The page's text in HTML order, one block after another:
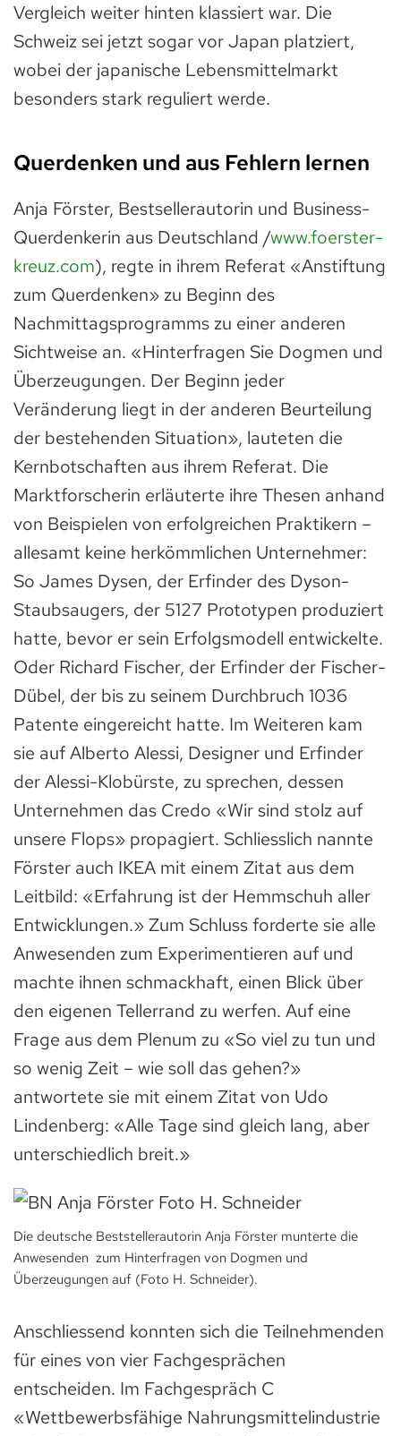
Vergleich weiter hinten klassiert war. Die
Schweiz sei jetzt sogar vor Japan platziert,
wobei der japanische Lebensmittelmarkt
besonders stark reguliert werde.
Querdenken und aus Fehlern lernen
Anja Förster, Bestsellerautorin und Business-
Querdenkerin aus Deutschland /www.foerster-
kreuz.com), regte in ihrem Referat «Anstiftung
zum Querdenken» zu Beginn des
Nachmittagsprogramms zu einer anderen
Sichtweise an. «Hinterfragen Sie Dogmen und
Überzeugungen. Der Beginn jeder
Veränderung liegt in der anderen Beurteilung
der bestehenden Situation», lauteten die
Kernbotschaften aus ihrem Referat. Die
Marktforscherin erläuterte ihre Thesen anhand
von Beispielen von erfolgreichen Praktikern –
allesamt keine herkömmlichen Unternehmer:
So James Dysen, der Erfinder des Dyson-
Staubsaugers, der 5127 Prototypen produziert
hatte, bevor er sein Erfolgsmodell entwickelte.
Oder Richard Fischer, der Erfinder der Fischer-
Dübel, der bis zu seinem Durchbruch 1036
Patente eingereicht hatte. Im Weiteren kam
sie auf Alberto Alessi, Designer und Erfinder
der Alessi-Klobürste, zu sprechen, dessen
Unternehmen das Credo «Wir sind stolz auf
unsere Flops» propagiert. Schliesslich nannte
Förster auch IKEA mit einem Zitat aus dem
Leitbild: «Erfahrung ist der Hemmschuh aller
Entwicklungen.» Zum Schluss forderte sie alle
Anwesenden zum Experimentieren auf und
machte ihnen schmackhaft, einen Blick über
den eigenen Tellerrand zu werfen. Auf eine
Frage aus dem Plenum zu «So viel zu tun und
so wenig Zeit – wie soll das gehen?»
antwortete sie mit einem Zitat von Udo
Lindenberg: «Alle Tage sind gleich lang, aber
unterschiedlich breit.»
Die deutsche Beststellerautorin Anja Förster munterte die
Anwesenden zum Hinterfragen von Dogmen und
Überzeugungen auf (Foto H. Schneider).
Anschliessend konnten sich die Teilnehmenden
für eines von vier Fachgesprächen
entscheiden. Im Fachgespräch C
«Wettbewerbsfähige Nahrungsmittelindustrie